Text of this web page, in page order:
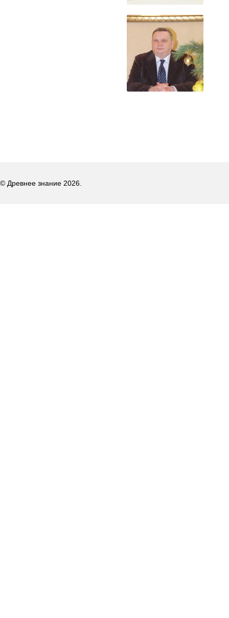
© Древнее знание 2026.